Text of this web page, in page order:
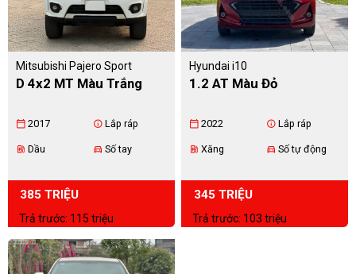
Mitsubishi Pajero Sport
D 4x2 MT Màu Trắng
calendar_today 2017 info Lắp ráp
ev_station Dầu directions_car Số tay
385 TRIỆU
Trả trước: 115 triệu
Hyundai i10
1.2 AT Màu Đỏ
calendar_today 2022 info Lắp ráp
ev_station Xăng directions_car Số tự động
345 TRIỆU
Trả trước: 103 triệu